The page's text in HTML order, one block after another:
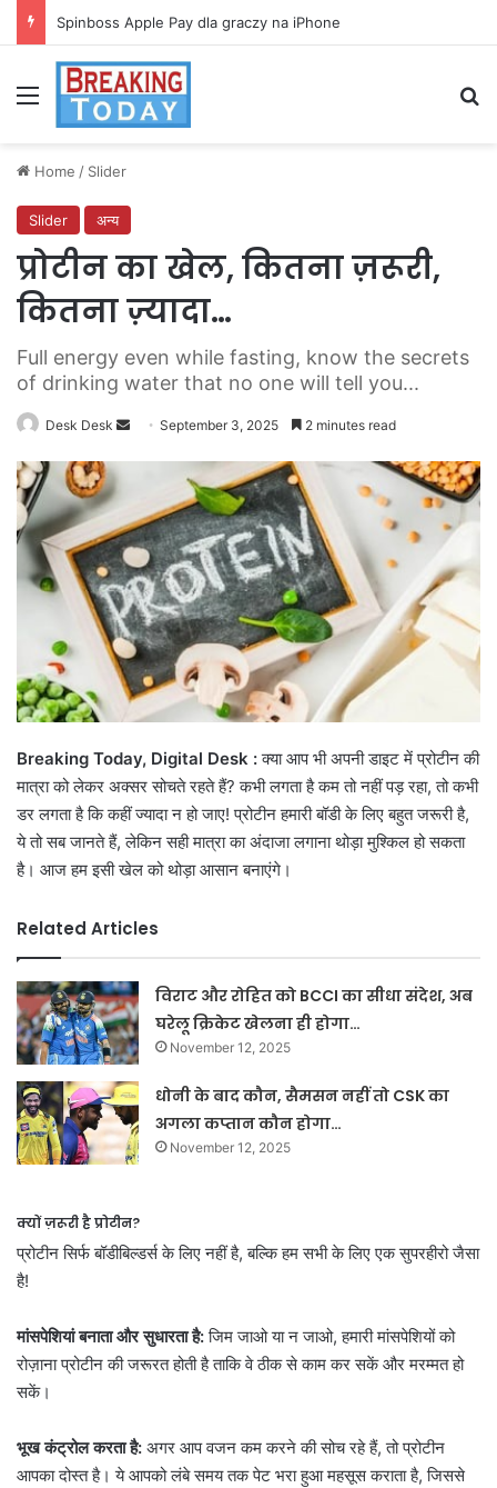
Spinboss Apple Pay dla graczy na iPhone
Menu
Home / Slider
Slider अन्य
प्रोटीन का खेल, कितना ज़रूरी,
कितना ज़्यादा…
Full energy even while fasting, know the secrets
of drinking water that no one will tell you...
Desk Desk
SendSeptember 3, 2025 2 minutes read
Breaking Today, Digital Desk :क्या आप भी अपनी डाइट में प्रोटीन की
मात्रा को लेकर अक्सर सोचते रहते हैं? कभी लगता है कम तो नहीं पड़ रहा, तो कभी
डर लगता है कि कहीं ज्यादा न हो जाए! प्रोटीन हमारी बॉडी के लिए बहुत जरूरी है,
ये तो सब जानते हैं, लेकिन सही मात्रा का अंदाजा लगाना थोड़ा मुश्किल हो सकता
है। आज हम इसी खेल को थोड़ा आसान बनाएंगे।
Related Articles
विराट और रोहित को BCCI का सीधा संदेश, अब
घरेलू क्रिकेट खेलना ही होगा…
November 12, 2025
धोनी के बाद कौन, सैमसन नहीं तो CSK का
अगला कप्तान कौन होगा…
November 12, 2025
क्यों ज़रूरी है प्रोटीन?
प्रोटीन सिर्फ बॉडीबिल्डर्स के लिए नहीं है, बल्कि हम सभी के लिए एक सुपरहीरो जैसा
है!
मांसपेशियां बनाता और सुधारता है:जिम जाओ या न जाओ, हमारी मांसपेशियों को
रोज़ाना प्रोटीन की जरूरत होती है ताकि वे ठीक से काम कर सकें और मरम्मत हो
सकें।
भूख कंट्रोल करता है: अगर आप वजन कम करने की सोच रहे हैं, तो प्रोटीन
आपका दोस्त है। ये आपको लंबे समय तक पेट भरा हुआ महसूस कराता है, जिससे